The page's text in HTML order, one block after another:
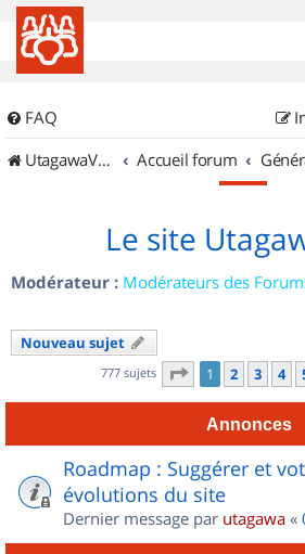
FAQ
UtagawaVTT (Randos VTT et VTTAE avec traces GPS)
Accueil forum
Le site
Modérateur : Modérateurs des
Nouveau sujet
777 sujets Page 1sur
1 2 3 4
Annonces
Roadmap : Suggérer et
évolutions du site
Dernier message par utagawa «